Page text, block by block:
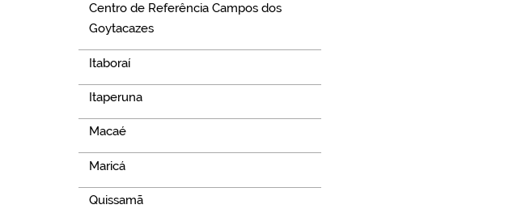
Centro de Referência Campos dos
Goytacazes
Itaboraí
Itaperuna
Macaé
Maricá
Quissamã